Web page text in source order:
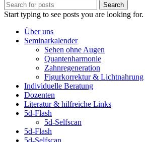
Search
Start typing to see posts you are looking for.
Über uns
Seminarkalender
Sehen ohne Augen
Quantenharmonie
Zahnregeneration
Figurkorrektur & Lichtnahrung
Individuelle Beratung
Dozenten
Literatur & hilfreiche Links
5d-Flash
5d-Selfscan
5d-Flash
5d-Selfscan